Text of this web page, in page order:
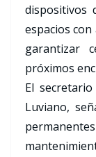
dispositivos
espacios
garantizar
próximos
El
Luviano,